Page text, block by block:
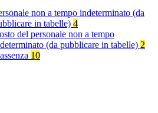
non a tempo indeterminato (da
in tabelle) 4
del personale non a tempo
(da pubblicare in tabelle) 2
10